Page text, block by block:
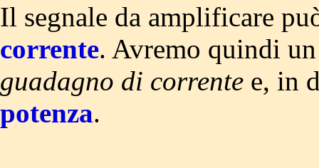
Il segnale da amplificare
corrente. Avremo quindi
guadagno di corrente e, in
potenza.